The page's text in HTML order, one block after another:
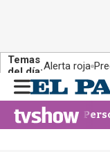
Temas
del día:Alerta roja
n
u